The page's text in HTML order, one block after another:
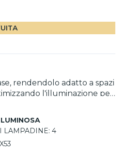
rendendolo adatto a spazi
l'illuminazione per
è fondamentale. Il
faretti possono essere
Il sistema
espositivi. Con un grado di
LAMPADINE: 4